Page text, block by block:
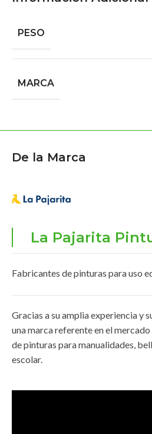
PESO
MARCA
De la Marca
La Pajarita
Fabricantes de pinturas para uso
Gracias a su amplia experiencia y
una marca referente en el
de pinturas para manualidades,
escolar.